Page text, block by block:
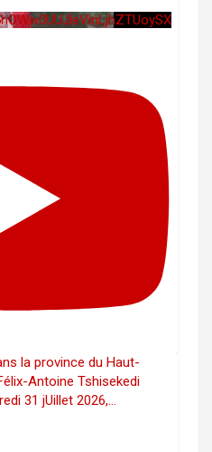
la province du Haut-
Antoine Tshisekedi
31 jUillet 2026,...